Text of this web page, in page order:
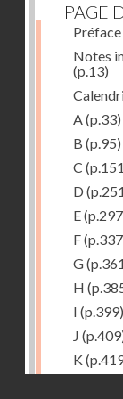
PAGE
Préface
Notes
(p.13)
A (p.33)
B (p.95)
C
D
E
F
G
H
I (p.399)
J
K